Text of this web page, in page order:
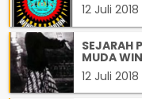
12 Juli 2018
SEJARAH
MUDA
12 Juli 2018